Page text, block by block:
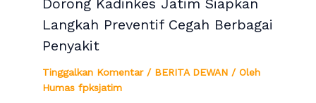
Dorong Kadinkes Jatim Siapkan
Langkah Preventif Cegah Berbagai
Penyakit
Tinggalkan Komentar / BERITA DEWAN / Oleh
Humas fpksjatim